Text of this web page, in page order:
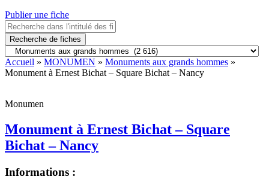
Publier une fiche
Recherche de fiches
Accueil » MONUMEN » Monuments aux grands hommes »
Monument à Ernest Bichat – Square Bichat – Nancy
Monumen
Monument à Ernest Bichat – Square
Bichat – Nancy
Informations :